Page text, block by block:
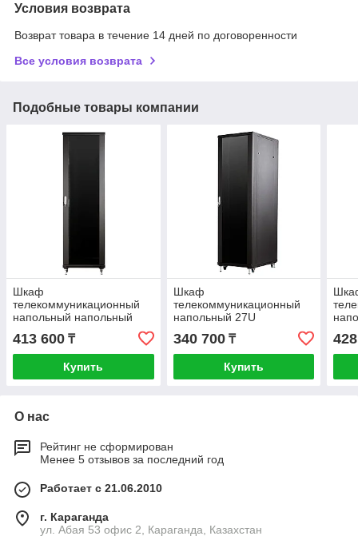
Условия возврата
Возврат товара в течение 14 дней по договоренности
Все условия возврата
Подобные товары компании
Шкаф
телекоммуникационный
напольный напольный
42U 600x600мм, серия
TFC (SNR-TFC-426060-
GS-B-SF)
413 600 ₸
Купить
Шкаф
телекоммуникационный
напольный 27U
600x800мм, серия TFC
(SNR-TFC-276080-GS-B-
SF)
340 700₸
Купить
SF)
О нас
Рейтинг не сформирован
Менее 5 отзывов за последний год
Работает с 21.06.2010
г. Караганда
ул. Абая 53 офис 2, Караганда, Казахстан